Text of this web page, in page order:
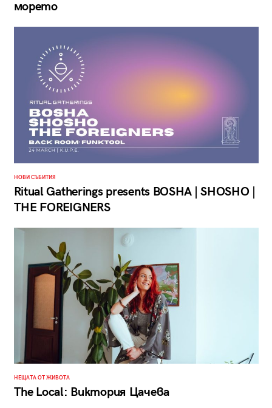
морето
НОВИ СЪБИТИЯ
Ritual Gatherings presents BOSHA | SHOSHO |
THE FOREIGNERS
НЕЩАТА ОТ ЖИВОТА
The Local: Виктория Цачева